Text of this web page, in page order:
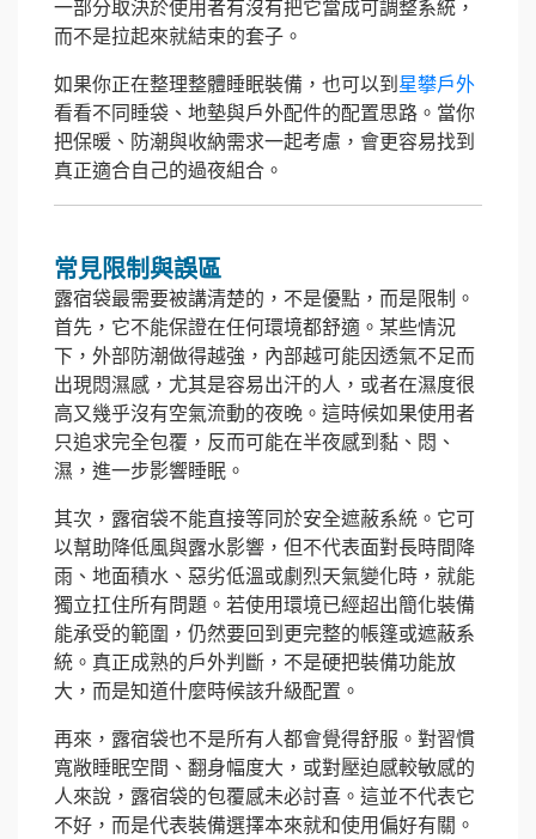
一部分取決於使用者有沒有把它當成可調整系統，
而不是拉起來就結束的套子。
如果你正在整理整體睡眠裝備，也可以到 星攀戶外
看看不同睡袋、地墊與戶外配件的配置思路。當你
把保暖、防潮與收納需求一起考慮，會更容易找到
真正適合自己的過夜組合。
常見限制與誤區
露宿袋最需要被講清楚的，不是優點，而是限制。
首先，它不能保證在任何環境都舒適。某些情況
下，外部防潮做得越強，內部越可能因透氣不足而
出現悶濕感，尤其是容易出汗的人，或者在濕度很
高又幾乎沒有空氣流動的夜晚。這時候如果使用者
只追求完全包覆，反而可能在半夜感到黏、悶、
濕，進一步影響睡眠。
其次，露宿袋不能直接等同於安全遮蔽系統。它可
以幫助降低風與露水影響，但不代表面對長時間降
雨、地面積水、惡劣低溫或劇烈天氣變化時，就能
獨立扛住所有問題。若使用環境已經超出簡化裝備
能承受的範圍，仍然要回到更完整的帳篷或遮蔽系
統。真正成熟的戶外判斷，不是硬把裝備功能放
大，而是知道什麼時候該升級配置。
再來，露宿袋也不是所有人都會覺得舒服。對習慣
寬敞睡眠空間、翻身幅度大，或對壓迫感較敏感的
人來說，露宿袋的包覆感未必討喜。這並不代表它
不好，而是代表裝備選擇本來就和使用偏好有關。